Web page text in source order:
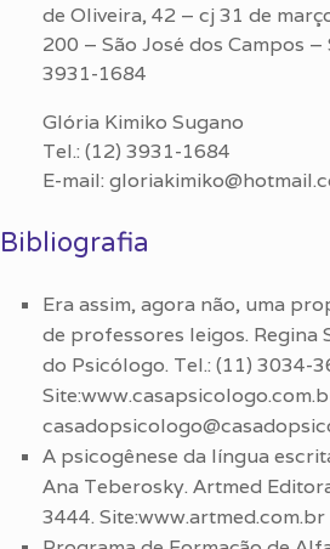
de Oliveira, 42 – cj 31 de
200 – São José dos Campos –
3931-1684
Glória Kimiko Sugano
Tel.: (12) 3931-1684
E-mail:
Bibliografia
Era assim, agora não, uma
de professores leigos. Regina
do Psicólogo. Tel.: (11) 3034-
A psicogênese da língua
Ana Teberosky. Artmed
3444. Site:www.artmed.com.br